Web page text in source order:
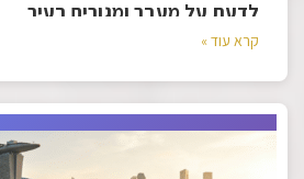
לדעת על מעבר ומגורים בעיר
קרא עוד »